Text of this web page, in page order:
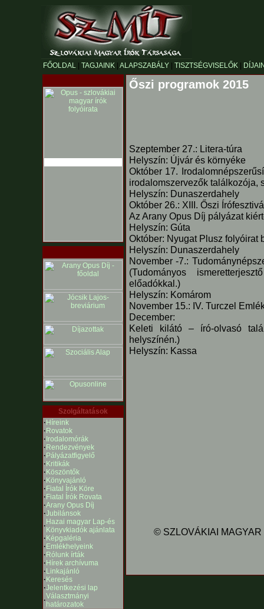
FŐOLDAL TAGJAINK ALAPSZABÁLY TISZTSÉGVISELŐK
Szolgáltatások
· Híreink
· Rovatok
· Irodalomórák
· Rendezvények
· Pályázatfigyelő
· Kritikák
· Köszöntők
· Könyvajánló
· Fiatal Írók Köre
· Fiatal Írók Rovata
·Arany Opus Díj
·Jubilánsok
· Hazai magyar Lap-és
Könyvkiadók ajánlata
· Képgaléria
· Emlékhelyeink
· Rólunk írták
· Hírek archívuma
· Linkajánló
· Keresés
·Jelentkezési lap
·Választmányi
határozatok
Őszi programok 2015
Szeptember 27.: Litera-túra
Helyszín: Újvár és környéke
Október 17.
irodalomszervezők találkozója,
Helyszín: Dunaszerdahely
Október 26.: XIII. Őszi
Az Arany Opus Díj pályázat
Helyszín: Gúta
Október: Nyugat Plusz folyóirat
Helyszín: Dunaszerdahely
November -7.:
(Tudományos
előadókkal.)
Helyszín: Komárom
November 15.: IV. Turczel
December:
Keleti kilátó – író-olvasó
helyszínén.)
Helyszín: Kassa
© SZLOVÁKIAI